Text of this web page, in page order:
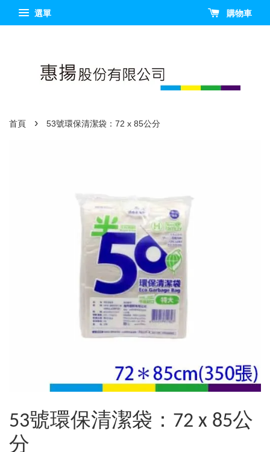
選單 購物車
首頁 › 53號環保清潔袋：72 x 85公分
53號環保清潔袋：72 x 85公
分